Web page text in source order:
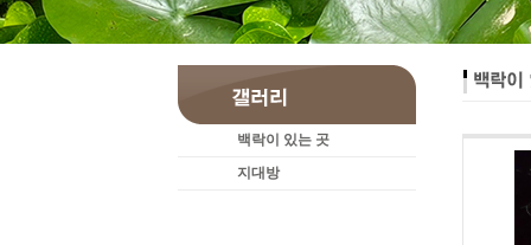
백락이 있는 곳
지대방